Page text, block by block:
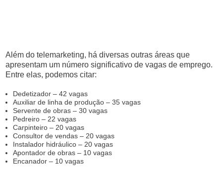
Além do telemarketing, há diversas outras áreas que
apresentam um número significativo de vagas de emprego.
Entre elas, podemos citar:
Dedetizador – 42 vagas
Auxiliar de linha de produção – 35 vagas
Servente de obras – 30 vagas
Pedreiro – 22 vagas
Carpinteiro – 20 vagas
Consultor de vendas – 20 vagas
Instalador hidráulico – 20 vagas
Apontador de obras – 10 vagas
Encanador – 10 vagas